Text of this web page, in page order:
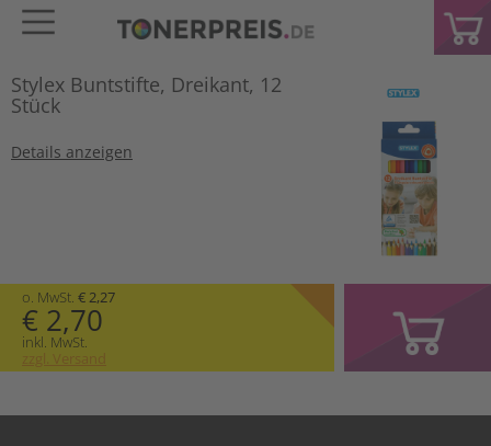
Stylex Buntstifte, Dreikant, 12
Stück
Details anzeigen
o. MwSt. € 2,27
€ 2,70
inkl. MwSt.
zzgl. Versand